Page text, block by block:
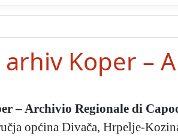
Koper –
– Archivio Regionale di
općina Divača, Hrpelje-